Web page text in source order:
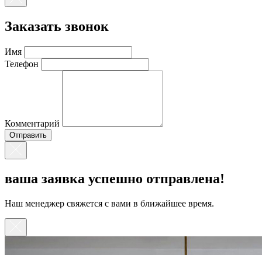
Заказать звонок
Имя
Телефон
Комментарий
ваша заявка успешно отправлена!
Наш менеджер свяжется с вами в ближайшее время.